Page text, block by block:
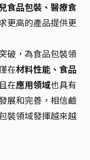
食品包裝、醫療食
更高的產品提供更
破，為食品包裝領
在材料性能、食品
在應用領域也具有
展和完善，相信鹼
裝領域發揮越來越